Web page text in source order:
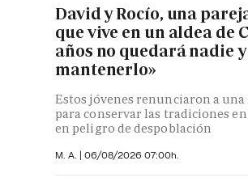
David y Rocío, una
que vive en un aldea de
años no quedará nadie
mantenerlo»
Estos jóvenes renunciaron a
para conservar las tradiciones
en peligro de despoblación
M. A. | 06/08/2026 07:00h.